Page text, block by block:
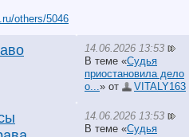
14.06.2026 13:53
В теме «Судья
приостановила дело
о... » от VITALY163
14.06.2026 13:53
В теме «Судья